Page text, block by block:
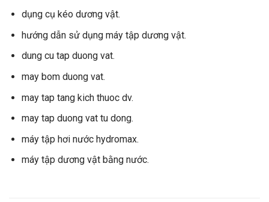
dụng cụ kéo dương vật.
hướng dẫn sử dụng máy tập dương vật.
dung cu tap duong vat.
may bom duong vat.
may tap tang kich thuoc dv.
may tap duong vat tu dong.
máy tập hơi nước hydromax.
máy tập dương vật bằng nước.